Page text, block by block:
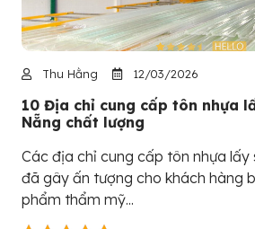
Thu Hằng 12/03/2026
10 Địa chỉ cung cấp tôn nhựa
Nẵng chất lượng
Các địa chỉ cung cấp tôn nhựa
đã gây ấn tượng cho khách hàng
phẩm thẩm mỹ...